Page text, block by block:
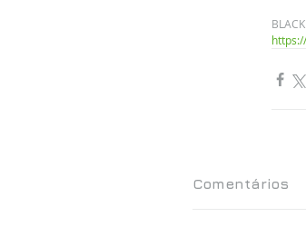
Comentários